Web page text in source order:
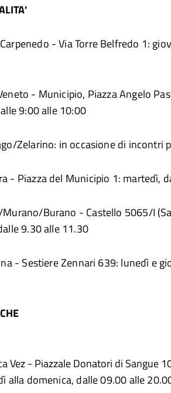
- Via Torre Belfredo 1:
- Municipio, Piazza Angelo
9:00 alle 10:00
Zelarino: in occasione di incontri
- Piazza del Municipio 1: martedì,
Burano - Castello 5065/I
9.30 alle 11.30
- Sestiere Zennari 639: lunedì e
Vez - Piazzale Donatori di Sangue
alla domenica, dalle 09.00 alle